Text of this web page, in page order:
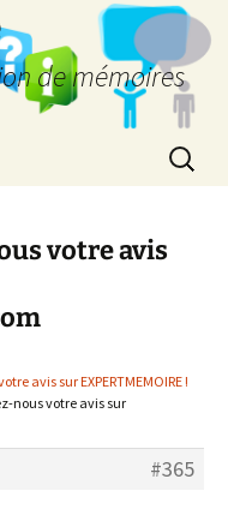
de mémoires
votre avis
avis sur EXPERTMEMOIRE !
nous votre avis sur
#365